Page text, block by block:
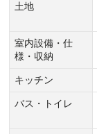
土地
室内設備・仕
様・収納
キッチン
バス・トイレ